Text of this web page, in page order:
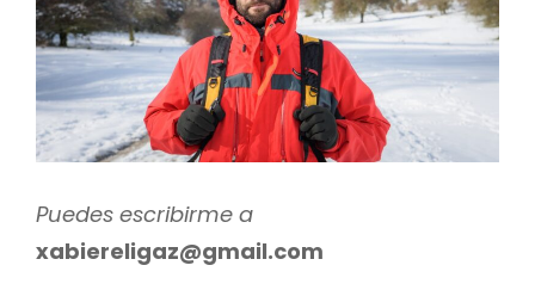
Puedes escribirme a
xabiereligaz@gmail.com